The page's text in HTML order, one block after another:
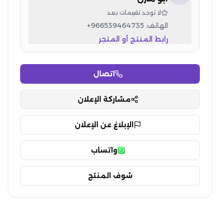
لا توجد تقييمات بعد
الهاتف: +966539464735
رابط المنتج أو المتجر
اتصال
مشاركة الإعلان
الإبلاغ عن الإعلان
واتساب
شوف المنتج